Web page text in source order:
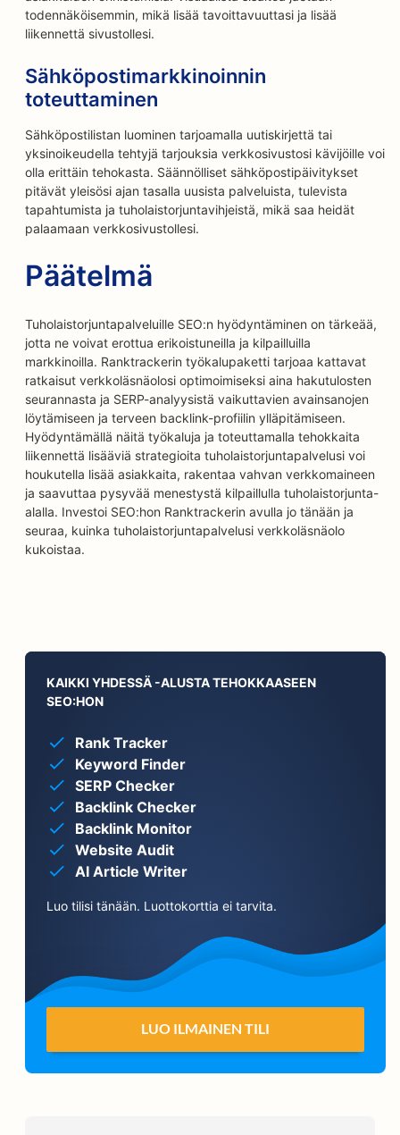
todennäköisemmin, mikä lisää tavoittavuuttasi ja lisää
liikennettä sivustollesi.
Sähköpostimarkkinoinnin
toteuttaminen
Sähköpostilistan luominen tarjoamalla uutiskirjettä tai
yksinoikeudella tehtyjä tarjouksia verkkosivustosi kävijöille voi
olla erittäin tehokasta. Säännölliset sähköpostipäivitykset
pitävät yleisösi ajan tasalla uusista palveluista, tulevista
tapahtumista ja tuholaistorjuntavihjeistä, mikä saa heidät
palaamaan verkkosivustollesi.
Päätelmä
Tuholaistorjuntapalveluille SEO:n hyödyntäminen on tärkeää,
jotta ne voivat erottua erikoistuneilla ja kilpailluilla
markkinoilla. Ranktrackerin työkalupaketti tarjoaa kattavat
ratkaisut verkkoläsnäolosi optimoimiseksi aina hakutulosten
seurannasta ja SERP-analyysistä vaikuttavien avainsanojen
löytämiseen ja terveen backlink-profiilin ylläpitämiseen.
Hyödyntämällä näitä työkaluja ja toteuttamalla tehokkaita
liikennettä lisääviä strategioita tuholaistorjuntapalvelusi voi
houkutella lisää asiakkaita, rakentaa vahvan verkkomaineen
ja saavuttaa pysyvää menestystä kilpaillulla tuholaistorjunta-
alalla. Investoi SEO:hon Ranktrackerin avulla jo tänään ja
seuraa, kuinka tuholaistorjuntapalvelusi verkkoläsnäolo
kukoistaa.
KAIKKI YHDESSÄ -ALUSTA TEHOKKAASEEN
SEO:HON
Rank Tracker
Keyword Finder
SERP Checker
Backlink Checker
Backlink Monitor
Website Audit
AI Article Writer
Luo tilisi tänään. Luottokorttia ei tarvita.
LUO ILMAINEN TILI